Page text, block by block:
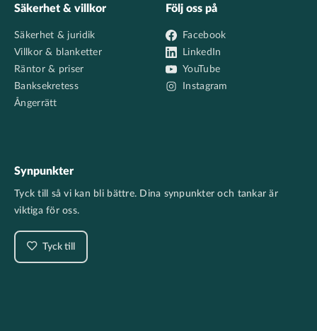
Säkerhet & villkor
Säkerhet & juridik
Villkor & blanketter
Räntor & priser
Banksekretess
Ångerrätt
Följ oss på
Facebook
LinkedIn
YouTube
Instagram
Synpunkter
Tyck till så vi kan bli bättre. Dina synpunkter och tankar är
viktiga för oss.
Tyck till